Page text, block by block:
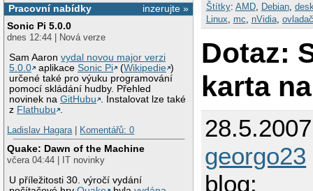
inzerujte »
Pracovní nabídky
Sonic Pi 5.0.0
dnes 12:44 | Nová verze
Sam Aaronvydal novou major verzi
5.0.0
aplikaceSonic Pi (Wikipedie )
určené také pro výuku programování
pomocí skládání hudby. Přehled
novinek naGitHubu
. Instalovat lze také
z Flathubu
Ladislav Hagara| Komentářů: 0
Quake: Dawn of the Machine
včera 04:44 | IT novinky
U příležitosti 30. výročí vydání
Štítky: AMD, Debian,
Linux
mc nVidia,
Dotaz:
karta
georgo23
blog: